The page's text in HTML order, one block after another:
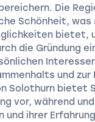
Die
Schönheit, was
bietet,
die Gründung
und zur
Solothurn bietet
vor, während
ihrer